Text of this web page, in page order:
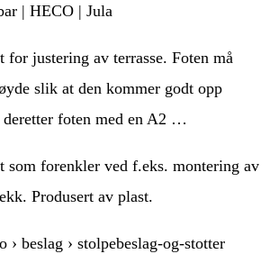
| HECO | Jula
for justering av terrasse. Foten må
slik at den kommer godt opp
deretter foten med en A2 …
som forenkler ved f.eks. montering av
Produsert av plast.
beslag › stolpebeslag-og-stotter